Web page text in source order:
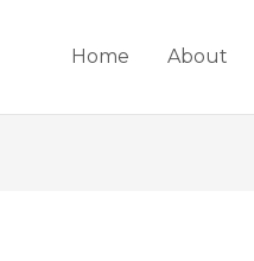
Home About